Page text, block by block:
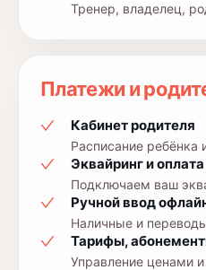
Тренер, владелец,
Платежи и
Кабинет родителя
Расписание ребёнка
Эквайринг и
Подключаем ваш
Ручной ввод
Наличные и
Тарифы,
Управление ценами